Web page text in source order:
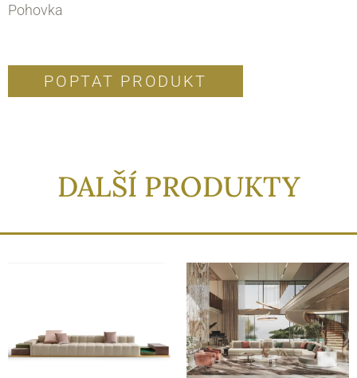
Pohovka
POPTAT PRODUKT
DALŠÍ PRODUKTY